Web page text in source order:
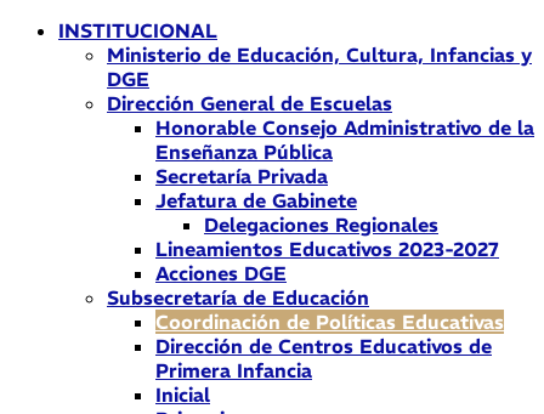
INSTITUCIONAL
Ministerio de Educación, Cultura, Infancias y
DGE
Dirección General de Escuelas
Honorable Consejo Administrativo de la
Enseñanza Pública
Secretaría Privada
Jefatura de Gabinete
Delegaciones Regionales
Lineamientos Educativos 2023-2027
Acciones DGE
Subsecretaría de Educación
Coordinación de Políticas Educativas
Dirección de Centros Educativos de
Primera Infancia
Inicial